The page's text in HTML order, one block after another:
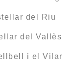
del Riu
del Vallès
i el Vilar